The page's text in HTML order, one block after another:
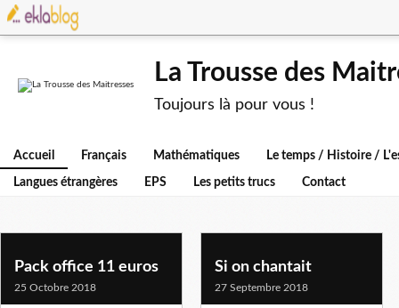
La Trousse des
Toujours là pour vous !
Accueil Français Mathématiques Le temps / Histoire /
Langues étrangères EPS Les petits trucs Contact
Pack office 11 euros
25 Octobre 2018
Si on chantait
27 Septembre 2018